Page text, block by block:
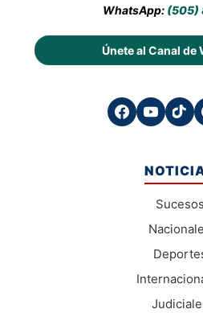
WhatsApp: (505)
Únete al Canal de
Sucesos